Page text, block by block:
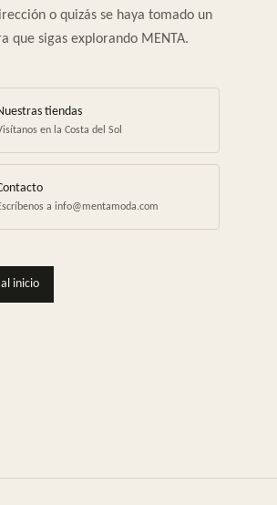
o quizás se haya tomado un
que sigas explorando MENTA.
tiendas
en la Costa del Sol
a info@mentamoda.com
inicio